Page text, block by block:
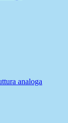
analoga